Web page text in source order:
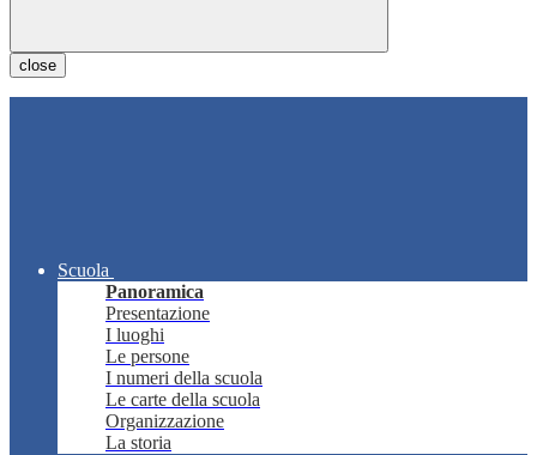
close
Scuola
Panoramica
Presentazione
I luoghi
Le persone
I numeri della scuola
Le carte della scuola
Organizzazione
La storia